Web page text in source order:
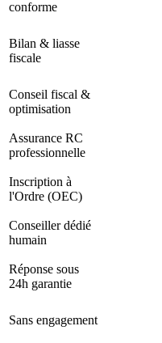
conforme
Bilan & liasse
fiscale
Conseil fiscal &
optimisation
Assurance RC
professionnelle
Inscription à
l'Ordre (OEC)
Conseiller dédié
humain
Réponse sous
24h garantie
Sans engagement